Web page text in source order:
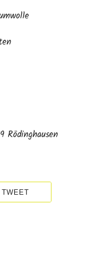
Rödinghausen
TWEET